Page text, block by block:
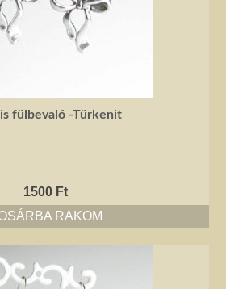
fülbevaló -Türkenit
1500 Ft
RAKOM